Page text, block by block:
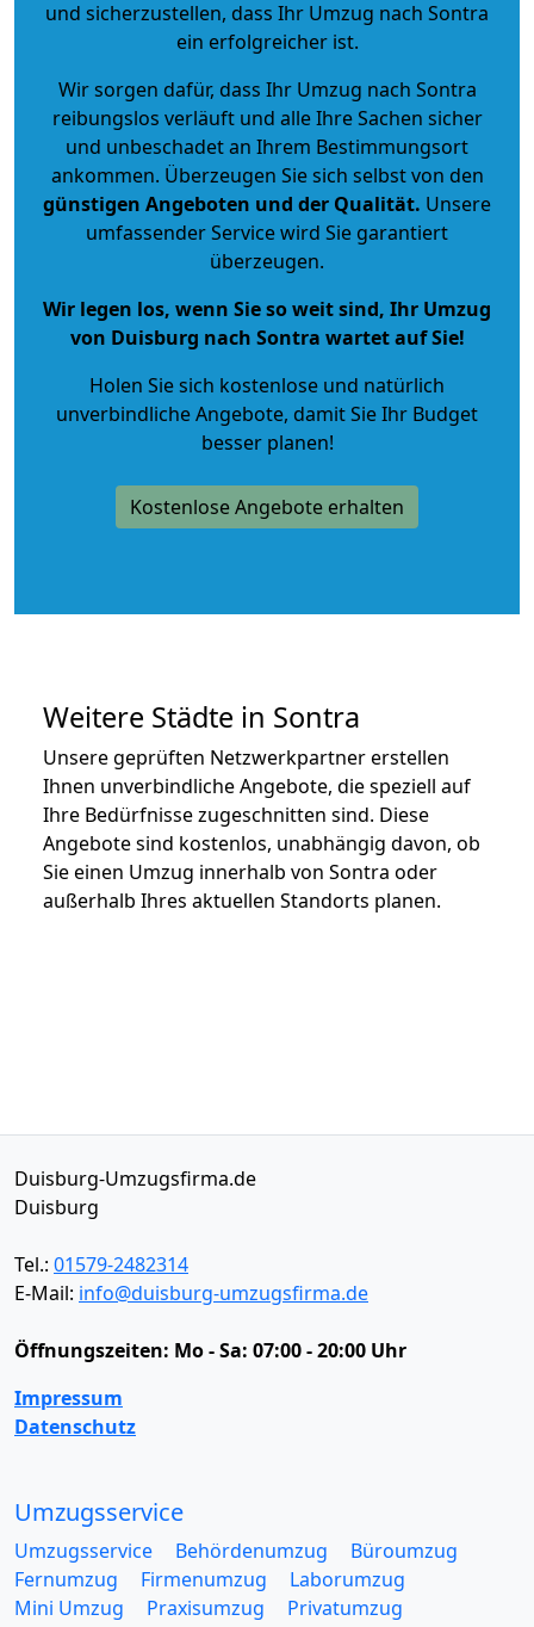
und sicherzustellen, dass Ihr Umzug nach Sontra
ein erfolgreicher ist.
Wir sorgen dafür, dass Ihr Umzug nach Sontra
reibungslos verläuft und alle Ihre Sachen sicher
und unbeschadet an Ihrem Bestimmungsort
ankommen. Überzeugen Sie sich selbst von den
günstigen Angeboten und der Qualität. Unsere
umfassender Service wird Sie garantiert
überzeugen.
Wir legen los, wenn Sie so weit sind, Ihr Umzug
von Duisburg nach Sontra wartet auf Sie!
Holen Sie sich kostenlose und natürlich
unverbindliche Angebote, damit Sie Ihr Budget
besser planen!
Kostenlose Angebote erhalten
Weitere Städte in Sontra
Unsere geprüften Netzwerkpartner erstellen
Ihnen unverbindliche Angebote, die speziell auf
Ihre Bedürfnisse zugeschnitten sind. Diese
Angebote sind kostenlos, unabhängig davon, ob
Sie einen Umzug innerhalb von Sontra oder
außerhalb Ihres aktuellen Standorts planen.
Duisburg-Umzugsfirma.de
Duisburg
Tel.: 01579-2482314
E-Mail: info@duisburg-umzugsfirma.de
Öffnungszeiten: Mo - Sa: 07:00 - 20:00 Uhr
Impressum
Datenschutz
Umzugsservice
Umzugsservice Behördenumzug
Büroumzug
Fernumzug
Firmenumzug
Laborumzug
Mini Umzug
Praxisumzug
Privatumzug